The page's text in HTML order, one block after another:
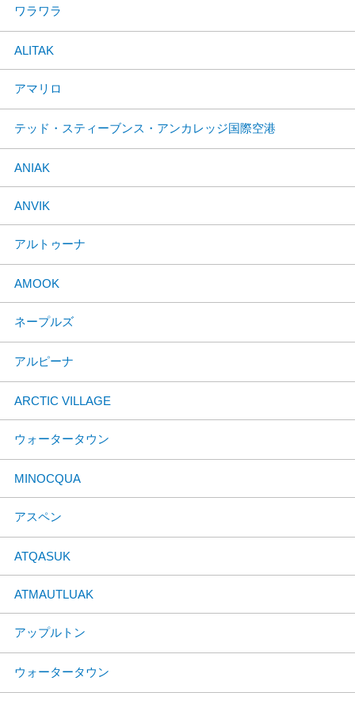
ワラワラ
ALITAK
アマリロ
テッド・スティーブンス・アンカレッジ国際空港
ANIAK
ANVIK
アルトゥーナ
AMOOK
ネープルズ
アルピーナ
ARCTIC VILLAGE
ウォータータウン
MINOCQUA
アスペン
ATQASUK
ATMAUTLUAK
アップルトン
ウォータータウン